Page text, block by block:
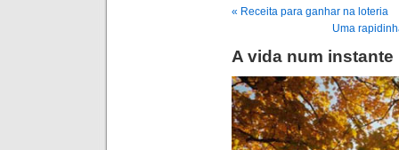
« Receita para ganhar na loteria
Uma
A vida num instante